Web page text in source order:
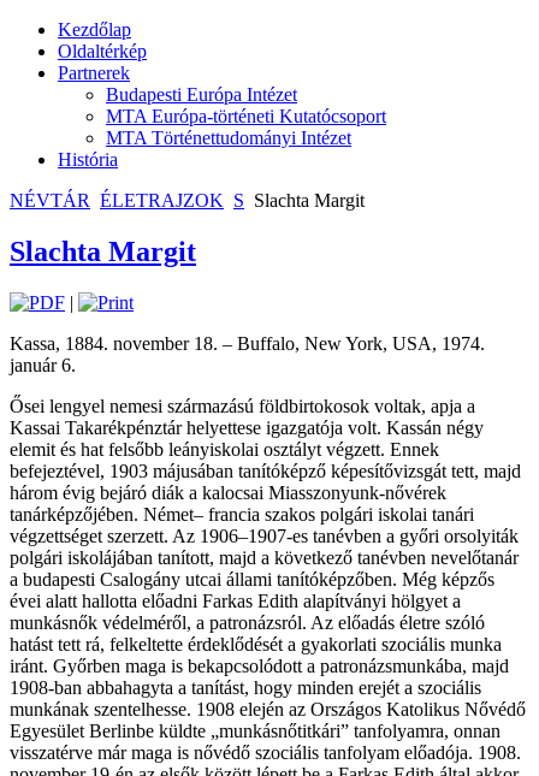
Kezdőlap
Oldaltérkép
Partnerek
Budapesti Európa Intézet
MTA Európa-történeti Kutatócsoport
MTA Történettudományi Intézet
História
NÉVTÁR ÉLETRAJZOK S Slachta Margit
Slachta Margit
|
Kassa, 1884. november 18. – Buffalo, New York, USA, 1974.
január 6.
Ősei lengyel nemesi származású földbirtokosok voltak, apja a
Kassai Takarékpénztár helyettese igazgatója volt. Kassán négy
elemit és hat felsőbb leányiskolai osztályt végzett. Ennek
befejeztével, 1903 májusában tanítóképző képesítővizsgát tett, majd
három évig bejáró diák a kalocsai Miasszonyunk-nővérek
tanárképzőjében. Német– francia szakos polgári iskolai tanári
végzettséget szerzett. Az 1906–1907-es tanévben a győri orsolyiták
polgári iskolájában tanított, majd a következő tanévben nevelőtanár
a budapesti Csalogány utcai állami tanítóképzőben. Még képzős
évei alatt hallotta előadni Farkas Edith alapítványi hölgyet a
munkásnők védelméről, a patronázsról. Az előadás életre szóló
hatást tett rá, felkeltette érdeklődését a gyakorlati szociális munka
iránt. Győrben maga is bekapcsolódott a patronázsmunkába, majd
1908-ban abbahagyta a tanítást, hogy minden erejét a szociális
munkának szentelhesse. 1908 elején az Országos Katolikus Nővédő
Egyesület Berlinbe küldte „munkásnőtitkári” tanfolyamra, onnan
visszatérve már maga is nővédő szociális tanfolyam előadója. 1908.